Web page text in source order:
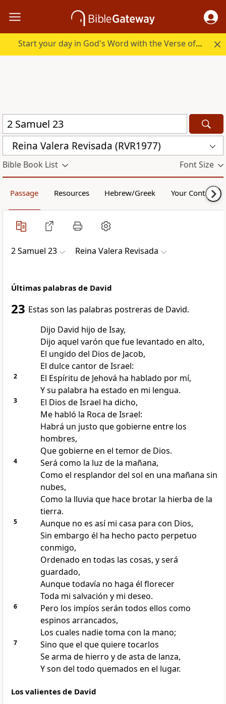
Start your day in God's Word with the Verse of the Day.
Reina Valera Revisada (RVR1977)
Bible Book List Font Size
Passage Resources Hebrew/Greek Your Content
2 Samuel 23 Reina Valera Revisada
Últimas palabras de David
23 Estas son las palabras postreras de David.
Dijo David hijo de Isay,
Dijo aquel varón que fue levantado en alto,
El ungido del Dios de Jacob,
El dulce cantor de Israel:
2
El Espíritu de Jehová ha hablado por mí,
Y su palabra ha estado en mi lengua.
3
El Dios de Israel ha dicho,
Me habló la Roca de Israel:
Habrá un justo que gobierne entre los
hombres,
Que gobierne en el temor de Dios.
4
Será como la luz de la mañana,
Como el resplandor del sol en una mañana sin
nubes,
Como la lluvia que hace brotar la hierba de la
tierra.
5
Aunque no es así mi casa para con Dios,
Sin embargo él ha hecho pacto perpetuo
conmigo,
Ordenado en todas las cosas, y será
guardado,
Aunque todavía no haga él florecer
Toda mi salvación y mi deseo.
6
Pero los impíos serán todos ellos como
espinos arrancados,
Los cuales nadie toma con la mano;
7
Sino que el que quiere tocarlos
Se arma de hierro y de asta de lanza,
Y son del todo quemados en el lugar.
Los valientes de David